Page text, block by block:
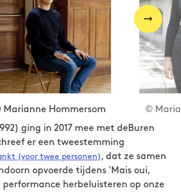
Marianne Hommersom ©
ging in 2017 mee met deBuren
er een tweestemming
(voor twee personen) , dat ze samen
opvoerde tijdens 'Mais oui,
performance herbeluisteren op onze